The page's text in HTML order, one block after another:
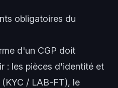
obligatoires du
d'un CGP doit
: les pièces d'identité et
/ LAB-FT), le